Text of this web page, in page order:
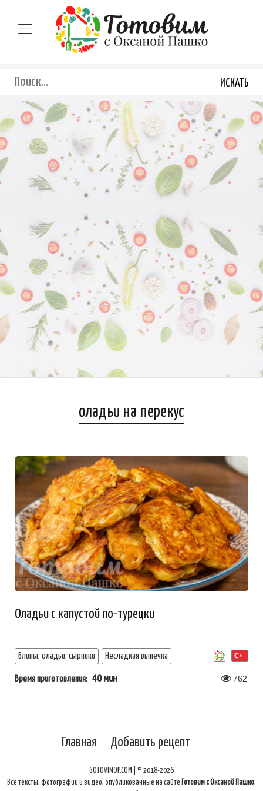
оладьи на перекус
Оладьи с капустой по-турецки
Блины, оладьи, сырники Несладкая выпечка
Время приготовления: 40 мин 762
Главная Добавить рецепт
GOTOVIMOP.COM | © 2018-2026
Все тексты, фотографии и видео, опубликованные на сайте Готовим с Оксаной Пашко,